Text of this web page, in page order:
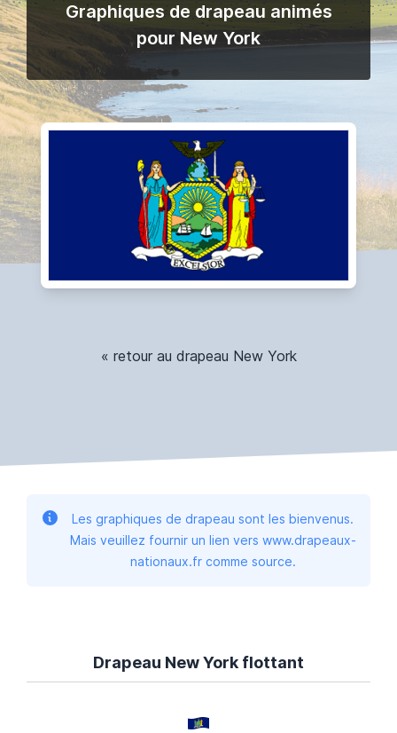
Graphiques de drapeau animés
pour New York
« retour au drapeau New York
Les graphiques de drapeau sont les bienvenus.
Mais veuillez fournir un lien vers www.drapeaux-
nationaux.fr comme source.
Drapeau New York flottant